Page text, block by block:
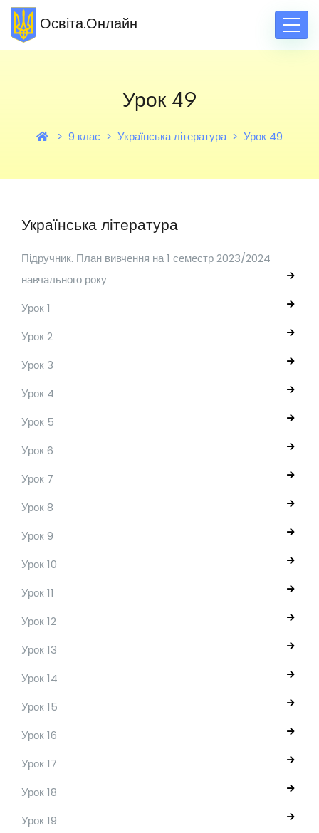
Освіта.Онлайн
Урок 49
9 клас Українська література Урок 49
Українська література
Підручник. План вивчення на 1 семестр 2023/2024
навчального року
Урок 1
Урок 2
Урок 3
Урок 4
Урок 5
Урок 6
Урок 7
Урок 8
Урок 9
Урок 10
Урок 11
Урок 12
Урок 13
Урок 14
Урок 15
Урок 16
Урок 17
Урок 18
Урок 19